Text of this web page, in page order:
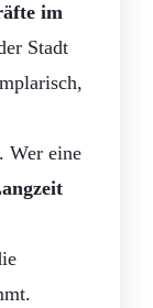
im
Stadt
Wer eine